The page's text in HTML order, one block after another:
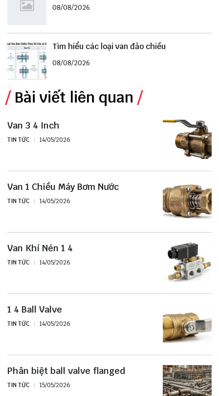
08/08/2026
Tìm hiểu các loại van đảo chiều
08/08/2026
Bài viết liên quan
Van 3 4 Inch
TIN TỨC 14/05/2026
Van 1 Chiều Máy Bơm Nước
TIN TỨC 14/05/2026
Van Khí Nén 1 4
TIN TỨC 14/05/2026
1 4 Ball Valve
TIN TỨC 14/05/2026
Phân biệt ball valve flanged
TIN TỨC 15/05/2026